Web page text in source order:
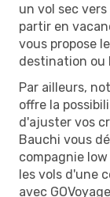
un vol sec
partir en
vous propose
destination ou
Par ailleurs,
offre la
d'ajuster vos
Bauchi vous
compagnie
les vols d'une
avec